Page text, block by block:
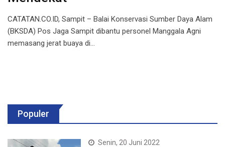
CATATAN.CO.ID, Sampit – Balai Konservasi Sumber Daya Alam
(BKSDA) Pos Jaga Sampit dibantu personel Manggala Agni
memasang jerat buaya di…
Populer
Senin, 20 Juni 2022